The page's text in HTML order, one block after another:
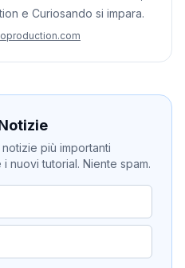
e Curiosando si impara.
più importanti
nuovi tutorial. Niente spam.